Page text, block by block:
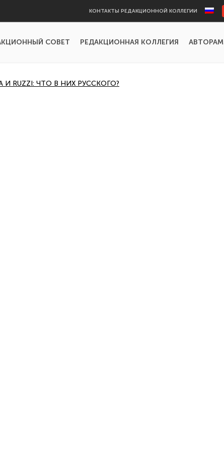
КОНТАКТЫ РЕДАКЦИОННОЙ КОЛЛЕГИИ
СОВЕТ РЕДАКЦИОННАЯ КОЛЛЕГИЯ АВТОРАМ
RUZZI: ЧТО В НИХ РУССКОГО?